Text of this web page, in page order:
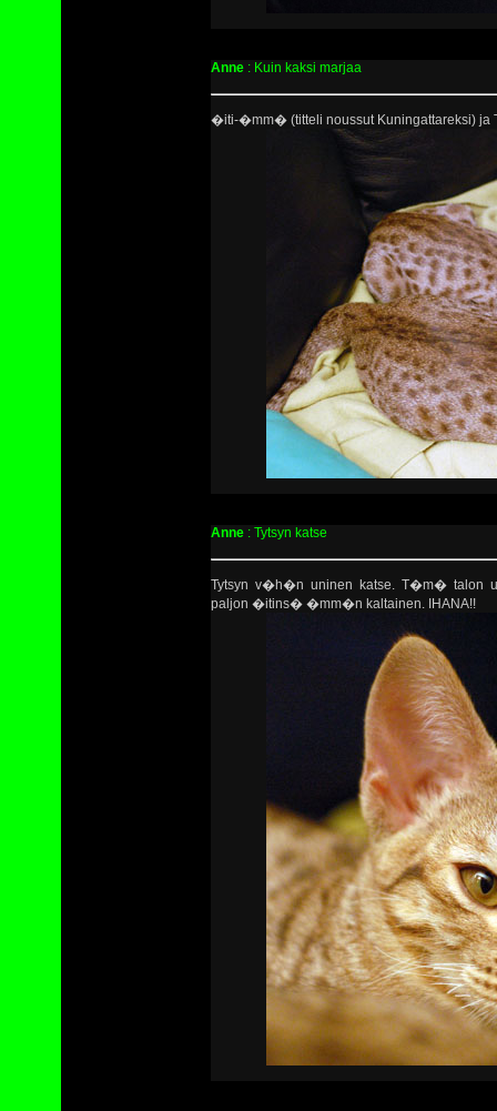
Anne : Kuin kaksi marjaa
�iti-�mm� (titteli noussut Kuningattareksi) ja
Anne : Tytsyn katse
Tytsyn v�h�n uninen katse. T�m� talon
paljon �itins� �mm�n kaltainen. IHANA!!